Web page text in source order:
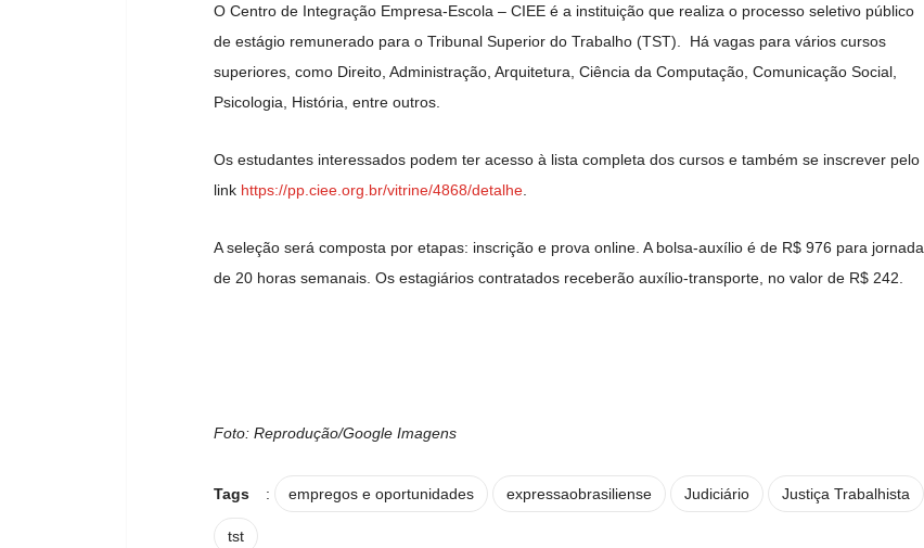
O Centro de Integração Empresa-Escola – CIEE é a instituição que realiza o processo seletivo público
de estágio remunerado para o Tribunal Superior do Trabalho (TST). Há vagas para vários cursos
superiores, como Direito, Administração, Arquitetura, Ciência da Computação, Comunicação Social,
Psicologia, História, entre outros.
Os estudantes interessados podem ter acesso à lista completa dos cursos e também se inscrever pelo
link https://pp.ciee.org.br/vitrine/4868/detalhe
A seleção será composta por etapas: inscrição e prova online. A bolsa-auxílio é de R$ 976 para jornada
de 20 horas semanais. Os estagiários contratados receberão auxílio-transporte, no valor de R$ 242.
Foto: Reprodução/Google Imagens
Tags : empregos e oportunidades expressaobrasiliense Judiciário Justiça Trabalhista
tst